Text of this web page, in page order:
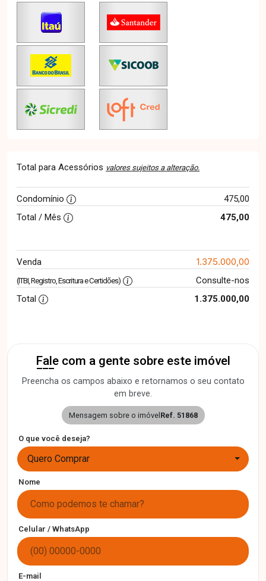
Total para Acessórios valores sujeitos a alteração.
Condomínio
475,00
Total / Mês
475,00
Venda 1.375.000,00
(ITBI, Registro, Escritura e Certidões)
Consulte-nos
Total
1.375.000,00
Fale com a gente sobre este imóvel
Preencha os campos abaixo e retornamos o seu contato
em breve.
Mensagem sobre o imóvel Ref. 51868
O que você deseja?
Quero Comprar
Nome
Celular / WhatsApp
E-mail